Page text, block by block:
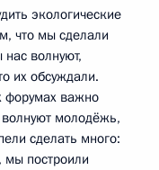
экологические
что мы сделали
волнуют,
их обсуждали.
форумах важно
волнуют молодёжь,
сделать много:
построили